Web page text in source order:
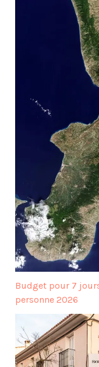
Budget pour 7
personne 2026